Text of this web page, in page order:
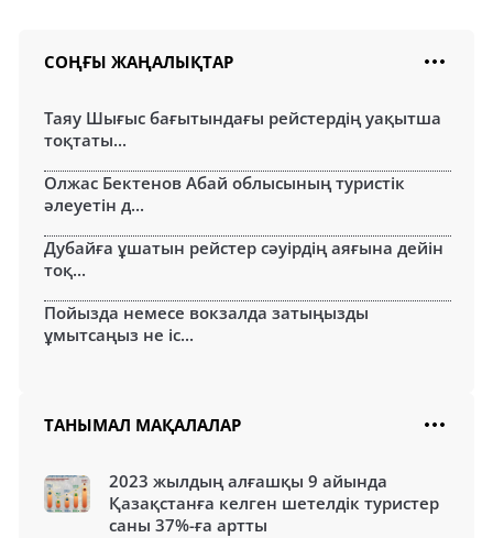
СОҢҒЫ ЖАҢАЛЫҚТАР
Таяу Шығыс бағытындағы рейстердің уақытша
тоқтаты...
Олжас Бектенов Абай облысының туристік
әлеуетін д...
Дубайға ұшатын рейстер сәуірдің аяғына дейін
тоқ...
Пойызда немесе вокзалда затыңызды
ұмытсаңыз не іс...
ТАНЫМАЛ МАҚАЛАЛАР
2023 жылдың алғашқы 9 айында
Қазақстанға келген шетелдік туристер
саны 37%-ға артты